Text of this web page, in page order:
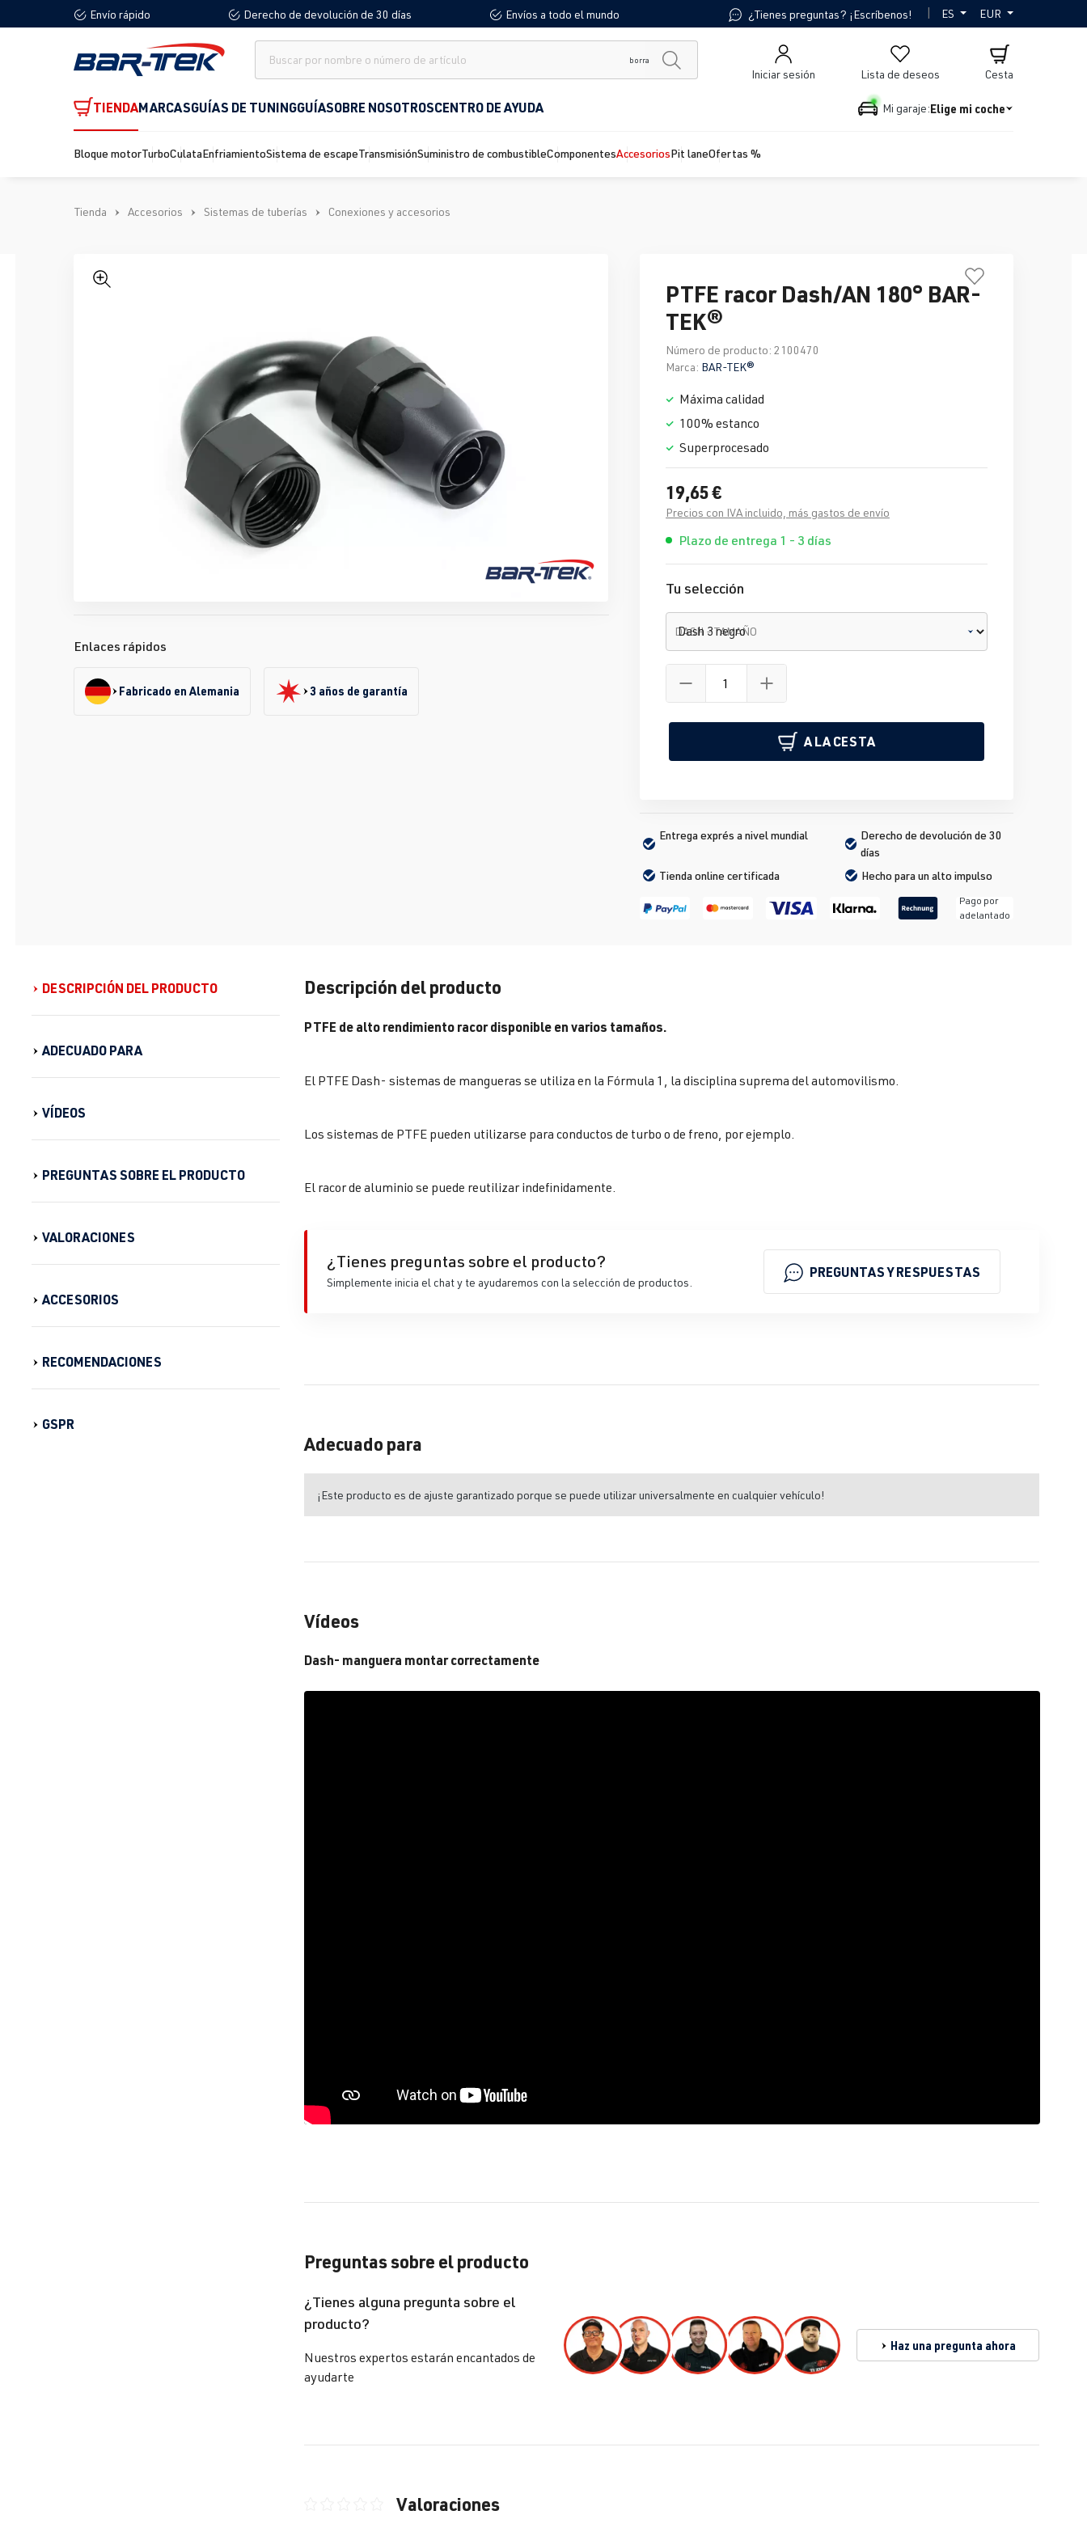
Saltar a la navegación principal
Envío rápido Derecho de devolución de 30 días Envíos a todo el mundo ¿Tienes preguntas? ¡Escríbenos! | ES EUR
borra
Lista de deseos
Iniciar sesión Cesta
TIENDAMARCASGUÍAS DE TUNINGGUÍASOBRE NOSOTROSCENTRO DE AYUDA Mi garaje:Elige mi coche
Bloque motorTurboCulataEnfriamientoSistema de escapeTransmisiónSuministro de combustibleComponentesAccesoriosPit laneOfertas %
Tienda Accesorios Sistemas de tuberías Conexiones y accesorios
Enlaces rápidos
Fabricado en Alemania 3 años de garantía
PTFE racor Dash/AN 180° BAR-
TEK®
Número de producto: 2100470
Marca: BAR-TEK®
Máxima calidad
100% estanco
Superprocesado
19,65 €
Precios con IVA incluido, más gastos de envío
Plazo de entrega 1 - 3 días
Tu selección
DASH - TAMAÑO
A LA CESTA
Entrega exprés a nivel mundial
Derecho de devolución de 30
días
Tienda online certificada
Hecho para un alto impulso
Pago por
adelantado
DESCRIPCIÓN DEL PRODUCTO
ADECUADO PARA
VÍDEOS
PREGUNTAS SOBRE EL PRODUCTO
VALORACIONES
ACCESORIOS
RECOMENDACIONES
GSPR
Descripción del producto
PTFE de alto rendimiento racor disponible en varios tamaños.
El PTFE Dash- sistemas de mangueras se utiliza en la Fórmula 1, la disciplina suprema del automovilismo.
Los sistemas de PTFE pueden utilizarse para conductos de turbo o de freno, por ejemplo.
El racor de aluminio se puede reutilizar indefinidamente.
¿Tienes preguntas sobre el producto?
Simplemente inicia el chat y te ayudaremos con la selección de productos.
PREGUNTAS Y RESPUESTAS
Adecuado para
¡Este producto es de ajuste garantizado porque se puede utilizar universalmente en cualquier vehículo!
Vídeos
Dash- manguera montar correctamente
Preguntas sobre el producto
¿Tienes alguna pregunta sobre el
producto?
Nuestros expertos estarán encantados de
ayudarte
Haz una pregunta ahora
Valoraciones